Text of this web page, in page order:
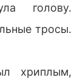
голову.
тросы.
хриплым,